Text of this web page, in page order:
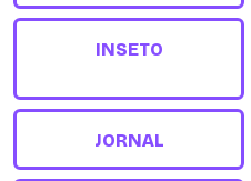
INSETO
JORNAL